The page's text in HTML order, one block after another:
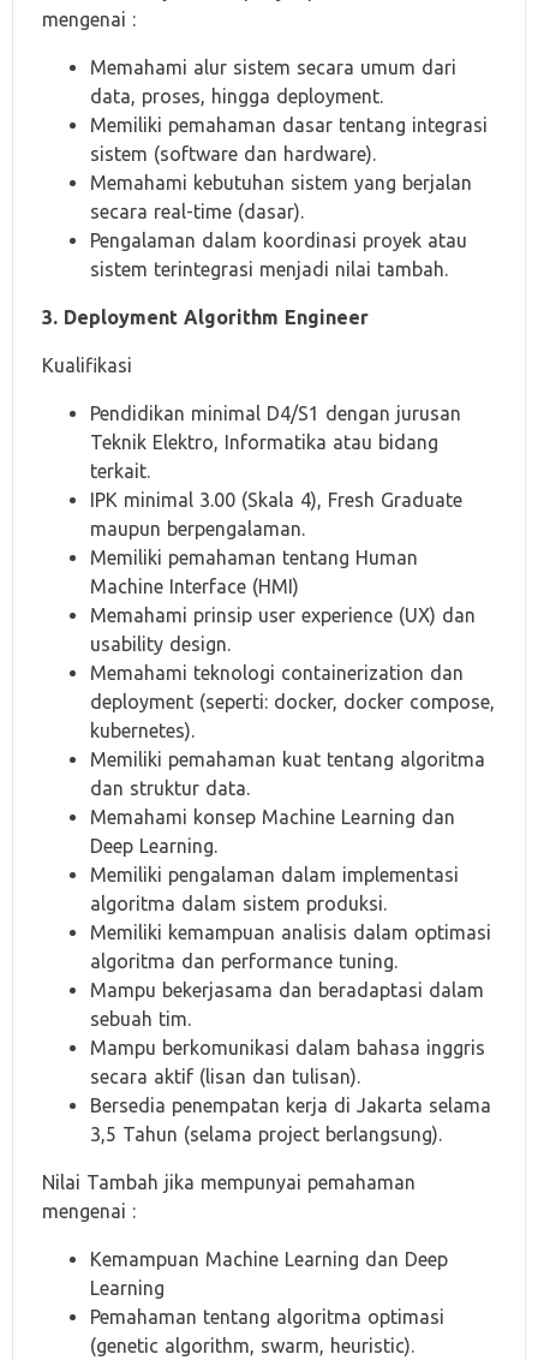
mengenai :
Memahami alur sistem secara umum dari
data, proses, hingga deployment.
Memiliki pemahaman dasar tentang integrasi
sistem (software dan hardware).
Memahami kebutuhan sistem yang berjalan
secara real-time (dasar).
Pengalaman dalam koordinasi proyek atau
sistem terintegrasi menjadi nilai tambah.
3. Deployment Algorithm Engineer
Kualifikasi
Pendidikan minimal D4/S1 dengan jurusan
Teknik Elektro, Informatika atau bidang
terkait.
IPK minimal 3.00 (Skala 4), Fresh Graduate
maupun berpengalaman.
Memiliki pemahaman tentang Human
Machine Interface (HMI)
Memahami prinsip user experience (UX) dan
usability design.
Memahami teknologi containerization dan
deployment (seperti: docker, docker compose,
kubernetes).
Memiliki pemahaman kuat tentang algoritma
dan struktur data.
Memahami konsep Machine Learning dan
Deep Learning.
Memiliki pengalaman dalam implementasi
algoritma dalam sistem produksi.
Memiliki kemampuan analisis dalam optimasi
algoritma dan performance tuning.
Mampu bekerjasama dan beradaptasi dalam
sebuah tim.
Mampu berkomunikasi dalam bahasa inggris
secara aktif (lisan dan tulisan).
Bersedia penempatan kerja di Jakarta selama
3,5 Tahun (selama project berlangsung).
Nilai Tambah jika mempunyai pemahaman
mengenai :
Kemampuan Machine Learning dan Deep
Learning
Pemahaman tentang algoritma optimasi
(genetic algorithm, swarm, heuristic).